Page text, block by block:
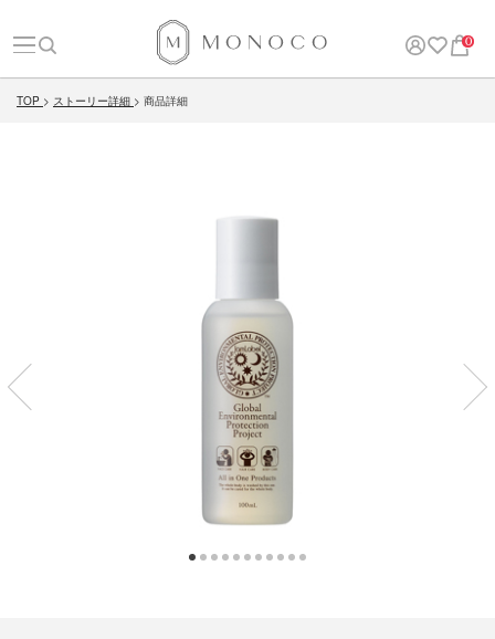
0
TOP ストーリー詳細 商品詳細